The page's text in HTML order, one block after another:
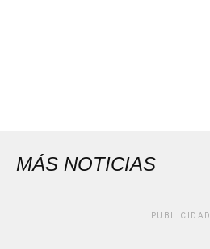
MÁS NOTICIAS
PUBLICIDAD